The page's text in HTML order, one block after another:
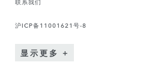
沪ICP备11001621号-8
显示更多